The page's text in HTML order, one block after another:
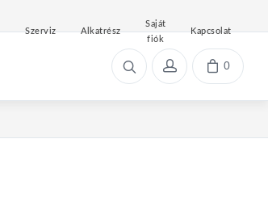
Szerviz Alkatrész
Saját
fiók
Kapcsolat
0